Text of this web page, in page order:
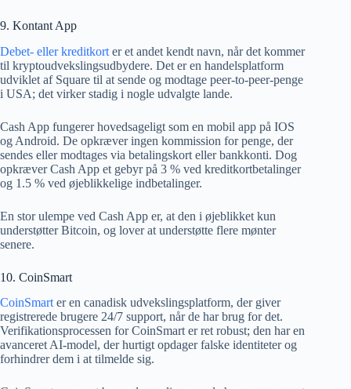
9. Kontant App
Debet- eller kreditkort er et andet kendt navn, når det kommer
til kryptoudvekslingsudbydere. Det er en handelsplatform
udviklet af Square til at sende og modtage peer-to-peer-penge
i USA; det virker stadig i nogle udvalgte lande.
Cash App fungerer hovedsageligt som en mobil app på IOS
og Android. De opkræver ingen kommission for penge, der
sendes eller modtages via betalingskort eller bankkonti. Dog
opkræver Cash App et gebyr på 3 % ved kreditkortbetalinger
og 1.5 % ved øjeblikkelige indbetalinger.
En stor ulempe ved Cash App er, at den i øjeblikket kun
understøtter Bitcoin, og lover at understøtte flere mønter
senere.
10. CoinSmart
CoinSmarter en canadisk udvekslingsplatform, der giver
registrerede brugere 24/7 support, når de har brug for det.
Verifikationsprocessen for CoinSmart er ret robust; den har en
avanceret AI-model, der hurtigt opdager falske identiteter og
forhindrer dem i at tilmelde sig.